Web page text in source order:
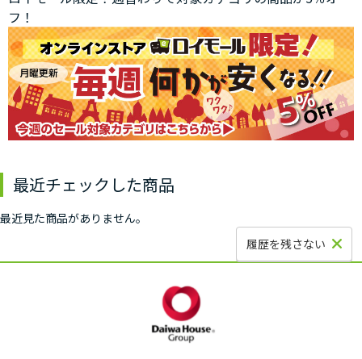
フ！
最近チェックした商品
最近見た商品がありません。
履歴を残さない